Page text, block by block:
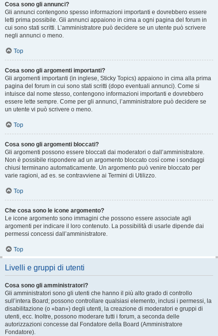
Cosa sono gli annunci?
Gli annunci contengono spesso informazioni importanti e dovrebbero essere
letti prima possibile. Gli annunci appaiono in cima a ogni pagina del forum in
cui sono stati scritti. L’amministratore può decidere se un utente può scrivere
negli annunci o meno.
Top
Cosa sono gli argomenti importanti?
Gli argomenti importanti (in inglese, Sticky Topics) appaiono in cima alla prima
pagina del forum in cui sono stati scritti (dopo eventuali annunci). Come si
intuisce dal nome stesso, contengono informazioni importanti e dovrebbero
essere lette sempre. Come per gli annunci, l’amministratore può decidere se
un utente vi può scrivere o meno.
Top
Cosa sono gli argomenti bloccati?
Gli argomenti possono essere bloccati dai moderatori o dall’amministratore.
Non è possibile rispondere ad un argomento bloccato così come i sondaggi
chiusi terminano automaticamente. Un argomento può venire bloccato per
varie ragioni, ad es. se contravviene ai Termini di Utilizzo.
Top
Che cosa sono le icone argomento?
Le icone argomento sono immagini che possono essere associate agli
argomenti per indicare il loro contenuto. La possibilità di usarle dipende dai
permessi concessi dall’amministratore.
Top
Livelli e gruppi di utenti
Cosa sono gli amministratori?
Gli amministratori sono gli utenti che hanno il più alto grado di controllo
sull’intera Board; possono controllare qualsiasi elemento, inclusi i permessi, la
disabilitazione (o «ban») degli utenti, la creazione di moderatori e gruppi di
utenti, ecc. Inoltre, possono moderare tutti i forum, a seconda delle
autorizzazioni concesse dal Fondatore della Board (Amministratore
Fondatore).